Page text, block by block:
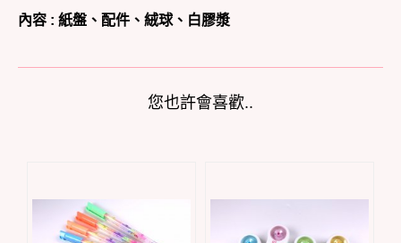
內容 : 紙盤、配件、絨球、白膠漿
您也許會喜歡..